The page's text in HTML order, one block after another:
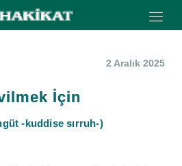
İçin
-kuddise sırruh-)
2 Aralık 2025